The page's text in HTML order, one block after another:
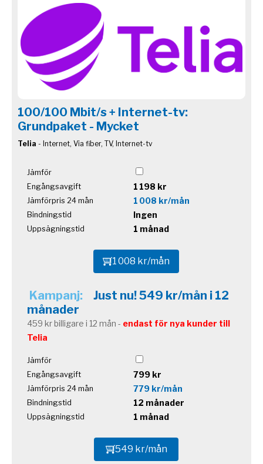
100/100 Mbit/s + Internet-tv:
Grundpaket - Mycket
Telia - Internet, Via fiber, TV, Internet-tv
Jämför
Engångsavgift
1 198 kr
Jämförpris 24 mån 1 008 kr/mån
Bindningstid Ingen
Uppsägningstid 1 månad
1 008 kr/mån
Kampanj:
Just nu! 549 kr/mån i 12
månader
459 kr billigare i 12 mån - endast för nya kunder till
Telia
Jämför
Engångsavgift
799 kr
Jämförpris 24 mån 779 kr/mån
Bindningstid 12 månader
Uppsägningstid 1 månad
549 kr/mån